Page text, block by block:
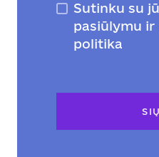
Sutinku su
pasiūlymu
politika